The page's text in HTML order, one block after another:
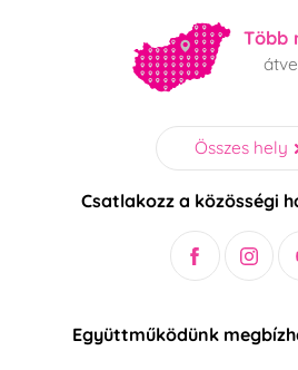
Több
Összes hely
Csatlakozz a közösségi
Együttműködünk